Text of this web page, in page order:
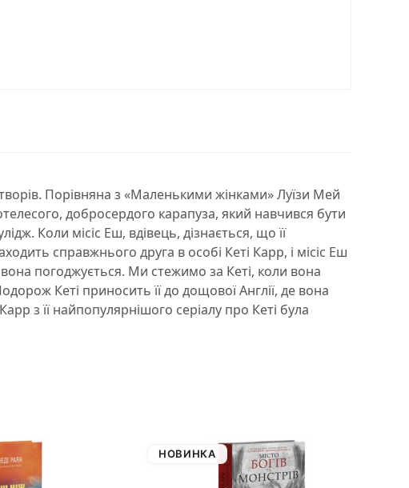
Порівняна з «Маленькими жінками» Луїзи Мей
добросердого карапуза, який навчився бути
Коли місіс Еш, вдівець, дізнається, що її
справжнього друга в особі Кеті Карр, і місіс Еш
погоджується. Ми стежимо за Кеті, коли вона
Кеті приносить її до дощової Англії, де вона
з її найпопулярнішого серіалу про Кеті була
НОВИНКА